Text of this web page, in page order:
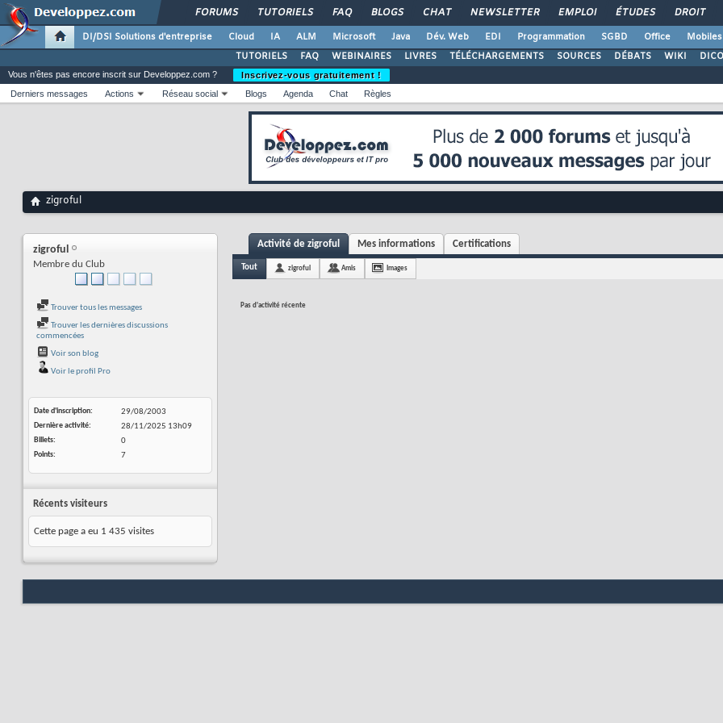
FORUMS TUTORIELS FAQ BLOGS CHAT NEWSLETTER EMPLOI ÉTUDES DROIT
DI/DSI Solutions d'entreprise Cloud IA ALM Microsoft Java Dév. Web EDI Programmation SGBD Office Mobiles
TUTORIELS
FAQ WEBINAIRES LIVRES TÉLÉCHARGEMENTS SOURCES DÉBATS WIKI DICO
Vous n'êtes pas encore inscrit sur Developpez.com ?
Inscrivez-vous gratuitement !
Derniers messages
Actions Réseau social Blogs Agenda Chat Règles
zigroful
zigroful
Membre du Club
Trouver tous les messages
Trouver les dernières discussions
commencées
Voir son blog
Voir le profil Pro
Date d'inscription
29/08/2003
Dernière activité
28/11/2025 13h09
Billets
0
Points
7
Récents visiteurs
Cette page a eu 1 435 visites
Activité de zigroful Mes informations Certifications
Tout zigroful Amis Images
Pas d'activité récente